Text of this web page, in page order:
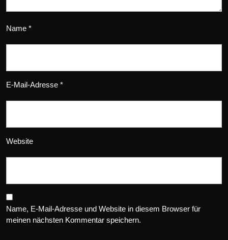
Name *
E-Mail-Adresse *
Website
Name, E-Mail-Adresse und Website in diesem Browser für
meinen nächsten Kommentar speichern.